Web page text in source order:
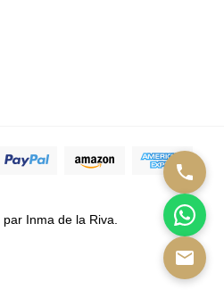
Inma de la Riva.